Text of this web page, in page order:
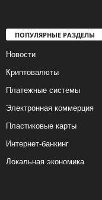
ПОПУЛЯРНЫЕ РАЗДЕЛЫ
Новости
Криптовалюты
Платежные системы
Электронная коммерция
Пластиковые карты
Интернет-банкинг
Локальная экономика